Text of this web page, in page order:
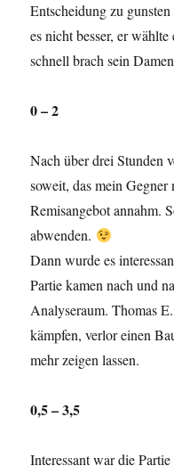
Entscheidung zu
es nicht besser, er
schnell brach sein
0 – 2
Nach über drei Stunden
soweit, das mein
Remisangebot annahm.
abwenden.
Dann wurde es
Partie kamen nach und
Analyseraum. Thomas
kämpfen, verlor einen
mehr zeigen lassen.
0,5 – 3,5
Interessant war die